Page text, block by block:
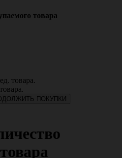
товара
ед. товара.
ПОКУПКИ